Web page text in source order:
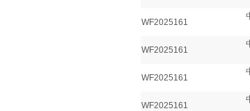
WF2025161
WF2025161
WF2025161
WF2025161